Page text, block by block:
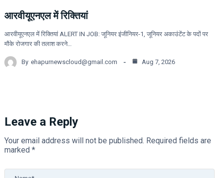
आरवीयूएनएल में रिक्तियां
आरवीयूएनएल में रिक्तियां ALERT IN JOB: जूनियर इंजीनियर-1, जूनियर अकाउंटेंट के पदों पर
मौके रोजगार की तलाश करने…
By ehapurnewscloud@gmail.com Aug 7, 2026
Leave a Reply
Your email address will not be published. Required fields are
marked *
Name*